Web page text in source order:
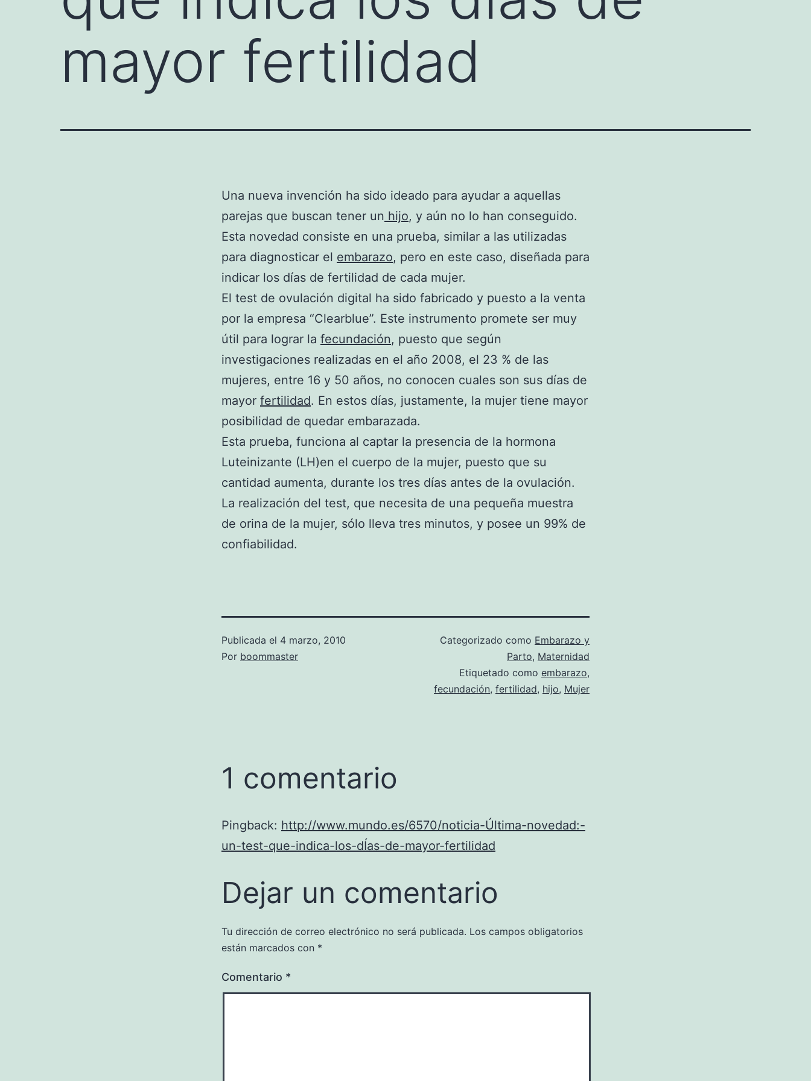
mayor fertilidad
Una nueva invención ha sido ideado para ayudar a aquellas
parejas que buscan tener un hijo, y aún no lo han conseguido.
Esta novedad consiste en una prueba, similar a las utilizadas
para diagnosticar el embarazo, pero en este caso, diseñada para
indicar los días de fertilidad de cada mujer.
El test de ovulación digital ha sido fabricado y puesto a la venta
por la empresa “Clearblue”. Este instrumento promete ser muy
útil para lograr la fecundación, puesto que según
investigaciones realizadas en el año 2008, el 23 % de las
mujeres, entre 16 y 50 años, no conocen cuales son sus días de
mayor fertilidad. En estos días, justamente, la mujer tiene mayor
posibilidad de quedar embarazada.
Esta prueba, funciona al captar la presencia de la hormona
Luteinizante (LH)en el cuerpo de la mujer, puesto que su
cantidad aumenta, durante los tres días antes de la ovulación.
La realización del test, que necesita de una pequeña muestra
de orina de la mujer, sólo lleva tres minutos, y posee un 99% de
confiabilidad.
Publicada el 4 marzo, 2010
Por boommaster
Categorizado como Embarazo y
Parto, Maternidad
Etiquetado como embarazo,
fecundación, fertilidad, hijo, Mujer
1 comentario
Pingback: http://www.mundo.es/6570/noticia-Última-novedad:-
un-test-que-indica-los-dÍas-de-mayor-fertilidad
Dejar un comentario
Tu dirección de correo electrónico no será publicada. Los campos obligatorios
están marcados con *
Comentario *